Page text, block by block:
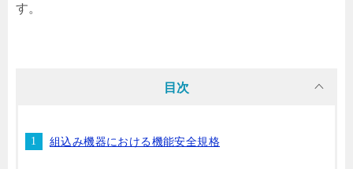
す。
目次
組込み機器における機能安全規格